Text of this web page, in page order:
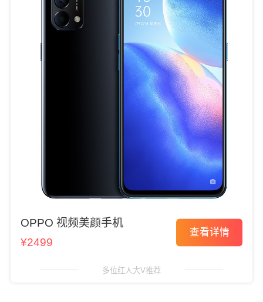
OPPO 视频美颜手机
¥2499
查看详情
多位红人大V推荐